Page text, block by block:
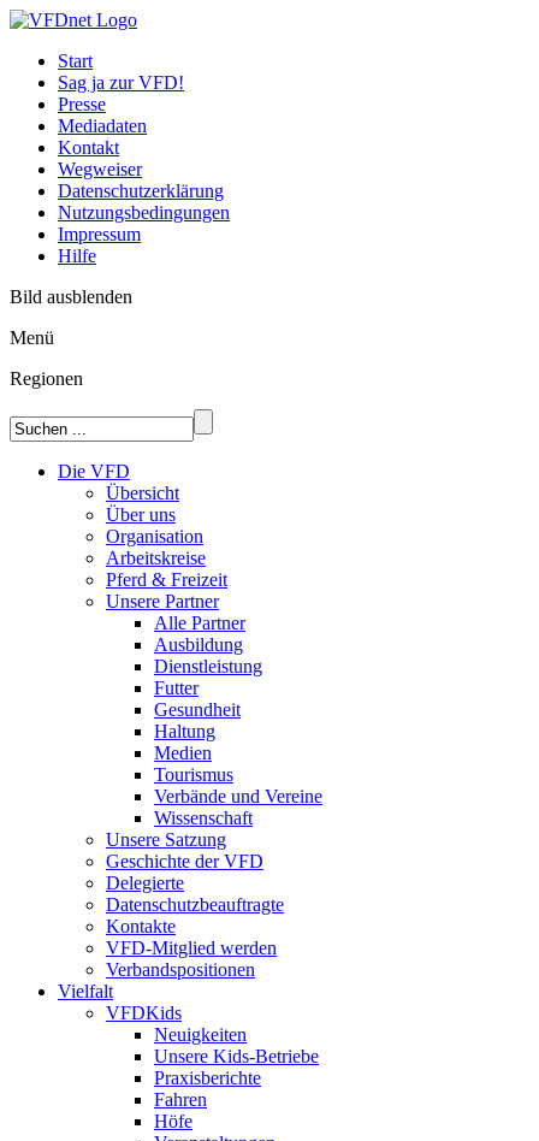
Start
Sag ja zur VFD!
Presse
Mediadaten
Kontakt
Wegweiser
Datenschutzerklärung
Nutzungsbedingungen
Impressum
Hilfe
Bild ausblenden
Menü
Regionen
Die VFD
Übersicht
Über uns
Organisation
Arbeitskreise
Pferd & Freizeit
Unsere Partner
Alle Partner
Ausbildung
Dienstleistung
Futter
Gesundheit
Haltung
Medien
Tourismus
Verbände und Vereine
Wissenschaft
Unsere Satzung
Geschichte der VFD
Delegierte
Datenschutzbeauftragte
Kontakte
VFD-Mitglied werden
Verbandspositionen
Vielfalt
VFDKids
Neuigkeiten
Unsere Kids-Betriebe
Praxisberichte
Fahren
Höfe